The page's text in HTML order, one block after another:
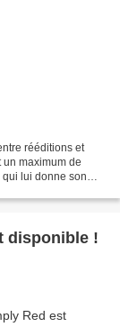
rééditions et
un maximum de
lui donne son
disponible !